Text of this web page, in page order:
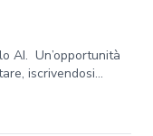
AI. Un’opportunità
iscrivendosi...